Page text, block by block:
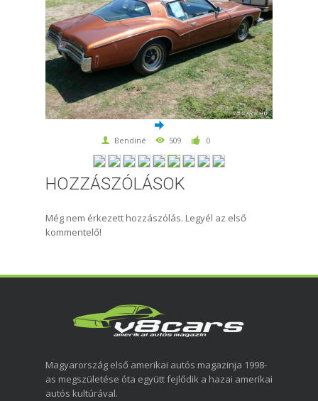
Bendiné 509 0
HOZZÁSZÓLÁSOK
Még nem érkezett hozzászólás. Legyél az első
kommentelő!
Magyarország első amerikai autós magazinja 1998-
as megszületése óta együtt fejlődik a hazai amerikai
autós kultúrával.